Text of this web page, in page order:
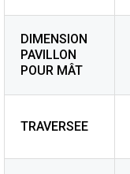
DIMENSION
PAVILLON
POUR MÂT
TRAVERSEE